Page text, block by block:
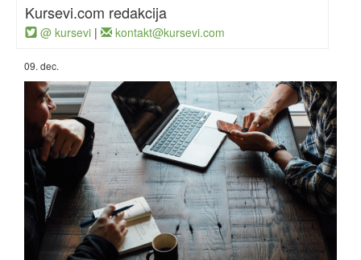
Kursevi.com redakcija
@ kursevi | kontakt@kursevi.com
09. dec.